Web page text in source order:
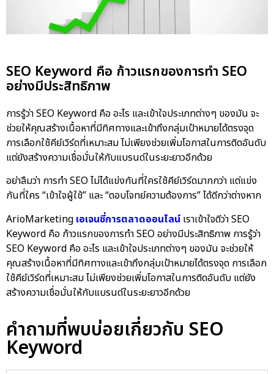
SEO Keyword คือ ก้าวแรกของการทำ SEO
อย่างมีประสิทธิภาพ
การรู้ว่าSEO Keyword คือ อะไร และเข้าใจประเภทต่างๆ ของมัน จะ
ช่วยให้คุณสร้างเนื้อหาที่มีทิศทางและเข้าถึงกลุ่มเป้าหมายได้ตรงจุด
การเลือกใช้คีย์เวิร์ดที่เหมาะสม ไม่เพียงช่วยเพิ่มโอกาสในการติดอันดับ
แต่ยังสร้างความเชื่อมั่นให้กับแบรนด์ในระยะยาวอีกด้วย
อย่าลืมว่า การทำ SEO ไม่ได้แข่งกันที่ใครใช้คีย์เวิร์ดมากกว่า แต่แข่ง
กันที่ใคร “เข้าใจผู้ใช้” และ “ตอบโจทย์ความต้องการ” ได้ดีกว่าต่างหาก
ArioMarketing เอเจนซี่การตลาดออนไลน์ เราเข้าใจดีว่า SEO
Keyword คือ ก้าวแรกของการทำ SEO อย่างมีประสิทธิภาพ การรู้ว่า
SEO Keyword คือ อะไร และเข้าใจประเภทต่างๆ ของมัน จะช่วยให้
คุณสร้างเนื้อหาที่มีทิศทางและเข้าถึงกลุ่มเป้าหมายได้ตรงจุด การเลือก
ใช้คีย์เวิร์ดที่เหมาะสม ไม่เพียงช่วยเพิ่มโอกาสในการติดอันดับ แต่ยัง
สร้างความเชื่อมั่นให้กับแบรนด์ในระยะยาวอีกด้วย
คำถามที่พบบ่อยเกี่ยวกับ SEO
Keyword